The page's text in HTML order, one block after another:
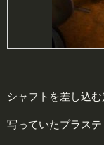
シャフトを差し込
写っていたプラス